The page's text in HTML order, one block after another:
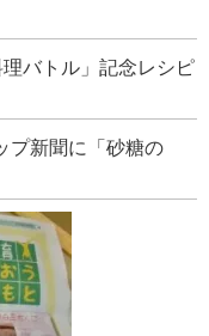
バトル」記念レシピ
新聞に「砂糖の